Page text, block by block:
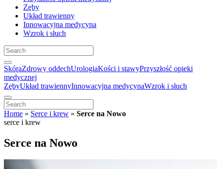
Zęby
Układ trawienny
Innowacyjna medycyna
Wzrok i słuch
SkóraZdrowy oddechUrologiaKości i stawyPrzyszłość opieki
medycznej
ZębyUkład trawiennyInnowacyjna medycynaWzrok i słuch
Home » Serce i krew » Serce na Nowo
serce i krew
Serce na Nowo